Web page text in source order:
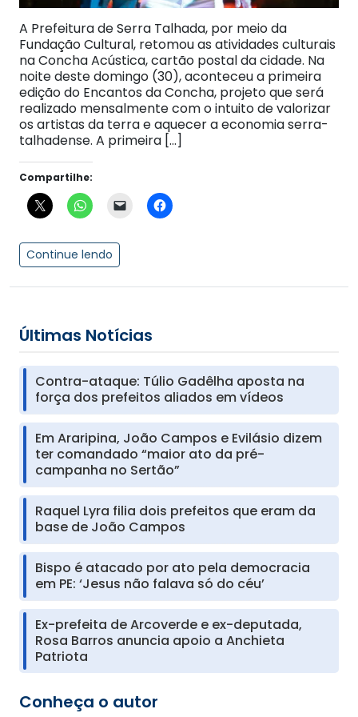
A Prefeitura de Serra Talhada, por meio da
Fundação Cultural, retomou as atividades culturais
na Concha Acústica, cartão postal da cidade. Na
noite deste domingo (30), aconteceu a primeira
edição do Encantos da Concha, projeto que será
realizado mensalmente com o intuito de valorizar
os artistas da terra e aquecer a economia serra-
talhadense. A primeira […]
Compartilhe:
Continue lendo
Últimas Notícias
Contra-ataque: Túlio Gadêlha aposta na
força dos prefeitos aliados em vídeos
Em Araripina, João Campos e Evilásio dizem
ter comandado “maior ato da pré-
campanha no Sertão”
Raquel Lyra filia dois prefeitos que eram da
base de João Campos
Bispo é atacado por ato pela democracia
em PE: ‘Jesus não falava só do céu’
Ex-prefeita de Arcoverde e ex-deputada,
Rosa Barros anuncia apoio a Anchieta
Patriota
Conheça o autor